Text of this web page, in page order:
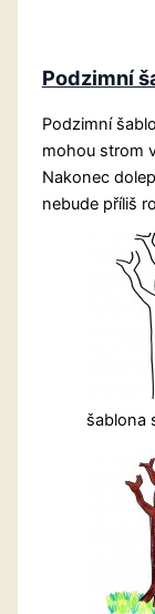
Podzimní
Podzimní
mohou strom
Nakonec
nebude příliš
šablona